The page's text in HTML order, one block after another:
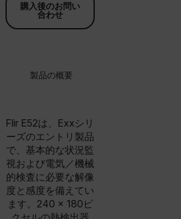
購入後のお問い
合わせ
製品の概要
Flir E52は、Exxシリ
ーズのエントリ製品
で、基本的な状況監
視および電気／機械
的検査に必要な解像
度と感度を備えてい
ます。240 × 180ピ